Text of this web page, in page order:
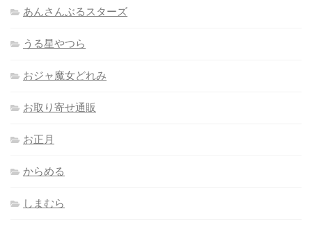
あんさんぶるスターズ
うる星やつら
おジャ魔女どれみ
お取り寄せ通販
お正月
からめる
しまむら